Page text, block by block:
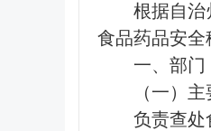
根据自治
食品药品安全
一、部
（一）
负责查处